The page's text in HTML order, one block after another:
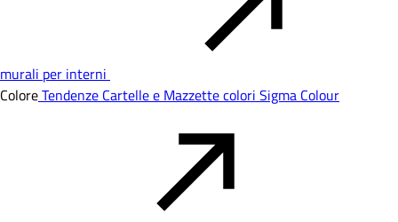
murali per interni
ColoreTendenze Cartelle e Mazzette colori Sigma Colour